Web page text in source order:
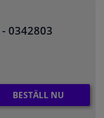
- 0342803
BESTÄLL NU